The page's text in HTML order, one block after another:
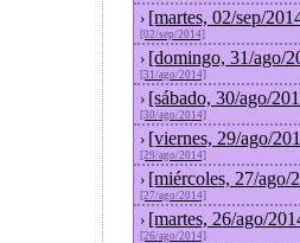
› [martes, 02/sep/
[02/sep/2014]
› [domingo, 31/ago/
[31/ago/2014]
› [sábado, 30/ago/
[30/ago/2014]
› [viernes, 29/ago/
[29/ago/2014]
› [miércoles, 27/ago/
[27/ago/2014]
› [martes, 26/ago/
[26/ago/2014]